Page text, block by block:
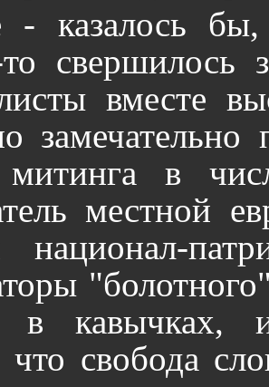
- казалось
то свершилось
вместе
митинга в
местной
национал-
в кавычках,
что свобода